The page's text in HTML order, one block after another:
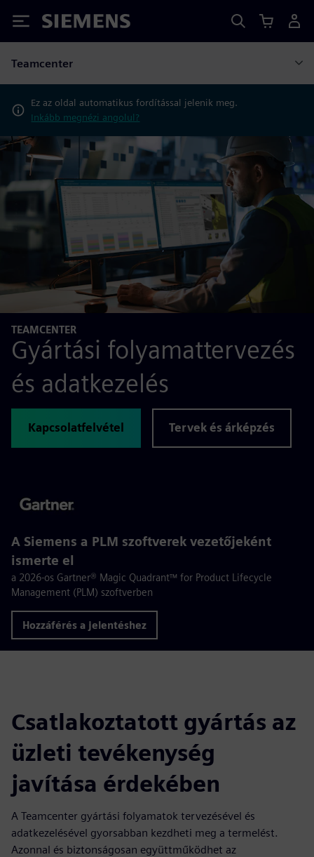
Siemens
Teamcenter
Ez az oldal automatikus fordítással jelenik meg.
Inkább megnézi angolul?
TEAMCENTER
Gyártási folyamattervezés
és adatkezelés
Kapcsolatfelvétel Tervek és árképzés
A Siemens a PLM szoftverek vezetőjeként
ismerte el
a 2026-os Gartner® Magic Quadrant™ for Product Lifecycle
Management (PLM) szoftverben
Hozzáférés a jelentéshez
Csatlakoztatott gyártás az
üzleti tevékenység
javítása érdekében
A Teamcenter gyártási folyamatok tervezésével és
adatkezelésével gyorsabban kezdheti meg a termelést.
Azonnal és biztonságosan együttműködhet az